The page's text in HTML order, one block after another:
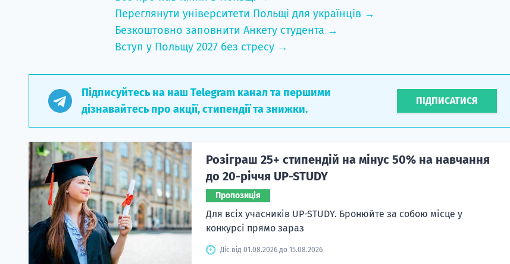
Переглянути університети Польщі для українців →
Безкоштовно заповнити Анкету студента →
Вступ у Польщу 2027 без стресу →
Підписуйтесь на наш Telegram канал та першими
дізнавайтесь про акції, стипендії та знижки.
ПІДПИСАТИСЯ
Розіграш 25+ стипендій на мінус 50% на навчання
до 20-річчя UP-STUDY
Пропозиція
Для всіх учасників UP-STUDY. Бронюйте за собою місце у
конкурсі прямо зараз
Діє від 01.08.2026 до 15.08.2026